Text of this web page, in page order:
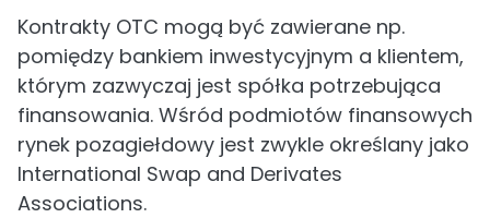
Kontrakty OTC mogą być zawierane np.
pomiędzy bankiem inwestycyjnym a klientem,
którym zazwyczaj jest spółka potrzebująca
finansowania. Wśród podmiotów finansowych
rynek pozagiełdowy jest zwykle określany jako
International Swap and Derivates
Associations.